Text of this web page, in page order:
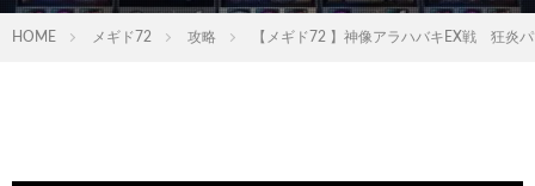
HOME メギド72 攻略 【メギド72 】神像アラハバキEX戦 狂炎